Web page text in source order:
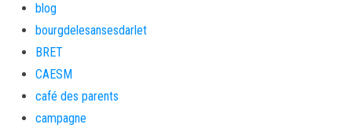
blog
bourgdelesansesdarlet
BRET
CAESM
café des parents
campagne